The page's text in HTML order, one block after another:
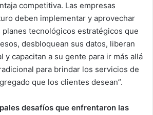
competitiva. Las empresas
deben implementar y aprovechar
tecnológicos estratégicos que
desbloquean sus datos, liberan
y capacitan a su gente para ir más allá
para brindar los servicios de
que los clientes desean”.
desafíos que enfrentaron las